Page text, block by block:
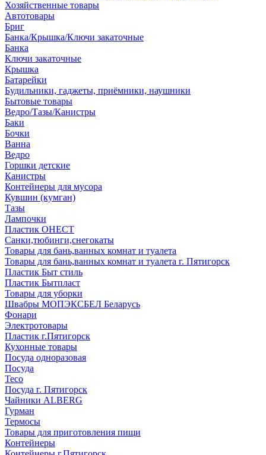
Хозяйственные товары
Автотовары
Бриг
Банка/Крышка/Ключи закаточные
Банка
Ключи закаточные
Крышка
Батарейки
Будильники, гаджеты, приёмники, наушники
Бытовые товары
Ведро/Тазы/Канистры
Баки
Бочки
Ванна
Ведро
Горшки детские
Канистры
Контейнеры для мусора
Кувшин (кумган)
Тазы
Лампочки
Пластик ОНЕСТ
Санки,тюбинги,снегокаты
Товары для бань,ванных комнат и туалета
Товары для бань,ванных комнат и туалета г. Пятигорск
Пластик Быт стиль
Пластик Бытпласт
Товары для уборки
Швабры МОПЭКСБЕЛ Беларусь
Фонари
Электротовары
Пластик г.Пятигорск
Кухонные товары
Посуда одноразовая
Посуда
Teco
Посуда г. Пятигорск
Чайники ALBERG
Гурман
Термосы
Товары для приготовления пищи
Контейнеры